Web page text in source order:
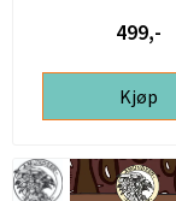
499,-
Kjøp